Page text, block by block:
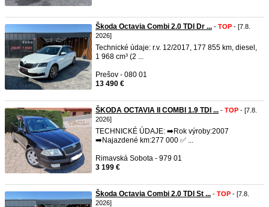
Škoda Octavia Combi 2.0 TDI Dr ... - TOP - [7.8.
2026]
Technické údaje: r.v. 12/2017, 177 855 km, diesel,
1 968 cm³ (2 ...
Prešov - 080 01
13 490 €
ŠKODA OCTAVIA II COMBI 1.9 TDI ... - TOP - [7.8.
2026]
TECHNICKÉ ÚDAJE: ➡️Rok výroby:2007
➡️Najazdené km:277 000 ✅️ ...
Rimavská Sobota - 979 01
3 199 €
Škoda Octavia Combi 2.0 TDI St ... - TOP - [7.8.
2026]